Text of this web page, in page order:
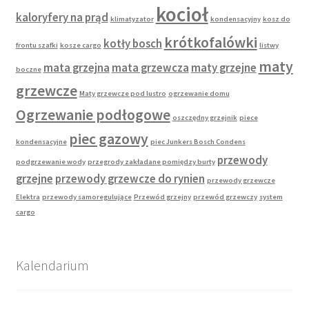
kaloryfery na prąd klimatyzator kocioł kondensacyjny kosz do
frontu szafki kosze cargo kotły bosch krótkofalówki listwy
boczne mata grzejna mata grzewcza maty grzejne maty
grzewcze Maty grzewcze pod lustro ogrzewanie domu
Ogrzewanie podłogowe oszczędny grzejnik piece
kondensacyjne piec gazowy piec Junkers Bosch Condens
podgrzewanie wody przegrody zakładane pomiędzy burty przewody
grzejne przewody grzewcze do rynien przewody grzewcze
Elektra przewody samoregulujące Przewód grzejny przewód grzewczy system
cargo
Kalendarium